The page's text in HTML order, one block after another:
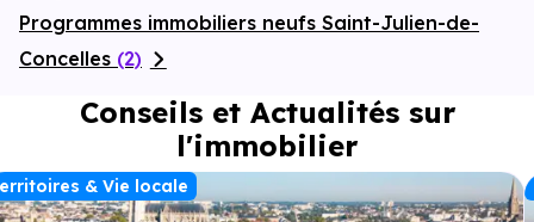
Programmes immobiliers neufs Saint-Julien-de-
Concelles (2)
Conseils et Actualités sur
l'immobilier
& Vie locale